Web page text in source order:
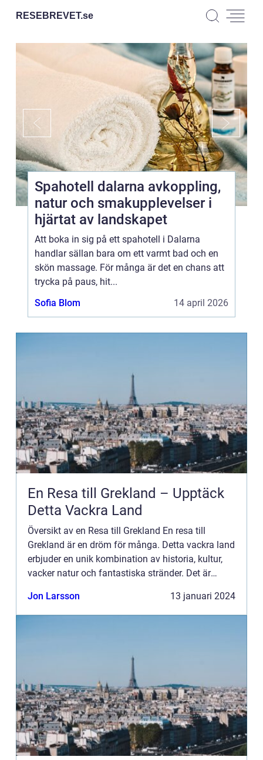
RESEBREVET.se
Spahotell dalarna avkoppling,
natur och smakupplevelser i
hjärtat av landskapet
Att boka in sig på ett spahotell i Dalarna
handlar sällan bara om ett varmt bad och en
skön massage. För många är det en chans att
trycka på paus, hit...
Sofia Blom
14 april 2026
En Resa till Grekland – Upptäck
Detta Vackra Land
Översikt av en Resa till Grekland En resa till
Grekland är en dröm för många. Detta vackra land
erbjuder en unik kombination av historia, kultur,
vacker natur och fantastiska stränder. Det är
turister...
Jon Larsson 13 januari 2024